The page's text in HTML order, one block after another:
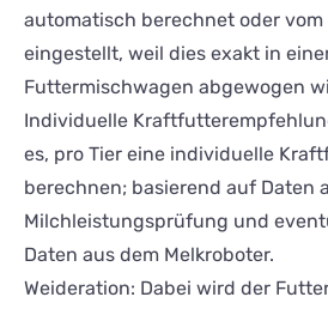
automatisch berechnet oder
eingestellt, weil dies exakt in
Futtermischwagen abgewogen
Individuelle
es, pro Tier eine individuelle
berechnen; basierend auf Daten
Milchleistungsprüfung und
Daten aus dem Melkroboter.
Weideration: Dabei wird der